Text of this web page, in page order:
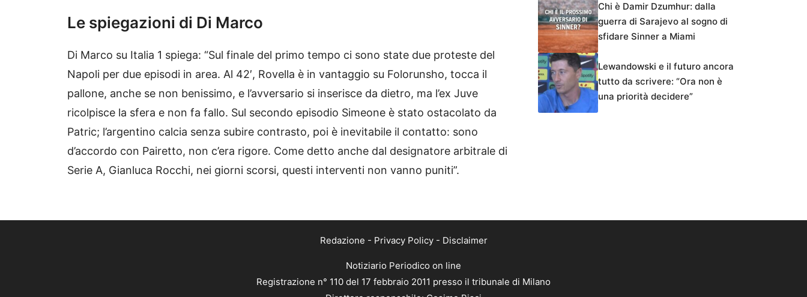
Le spiegazioni di Di Marco
Di Marco su Italia 1 spiega: “Sul finale del primo tempo ci sono state due proteste del
Napoli per due episodi in area. Al 42′, Rovella è in vantaggio su Folorunsho, tocca il
pallone, anche se non benissimo, e l’avversario si inserisce da dietro, ma l’ex Juve
ricolpisce la sfera e non fa fallo. Sul secondo episodio Simeone è stato ostacolato da
Patric; l’argentino calcia senza subire contrasto, poi è inevitabile il contatto: sono
d’accordo con Pairetto, non c’era rigore. Come detto anche dal designatore arbitrale di
Serie A, Gianluca Rocchi, nei giorni scorsi, questi interventi non vanno puniti”.
Chi è Damir Dzumhur: dalla
guerra di Sarajevo al sogno di
sfidare Sinner a Miami
Lewandowski e il futuro ancora
tutto da scrivere: “Ora non è
una priorità decidere”
Redazione - Privacy Policy- Disclaimer
Notiziario Periodico on line
Registrazione n° 110 del 17 febbraio 2011 presso il tribunale di Milano